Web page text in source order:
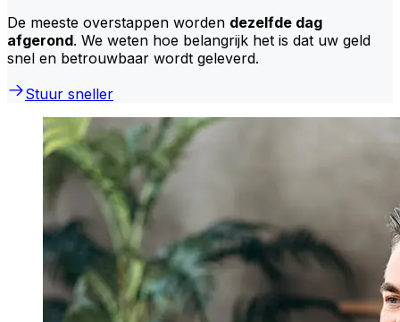
De meeste overstappen worden dezelfde dag
afgerond. We weten hoe belangrijk het is dat uw geld
snel en betrouwbaar wordt geleverd.
Stuur sneller